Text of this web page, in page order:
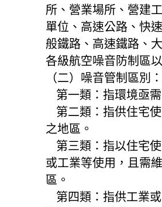
所、營業場所、營建
單位、高速公路、快
般鐵路、高速鐵路、
各級航空噪音防制區
（二）噪音管制區別：
ㅤ第一類：指環境亟
ㅤ第二類：指供住宅
之地區。
ㅤ第三類：指以住宅
或工業等使用，且需
區。
ㅤ第四類：指供工業